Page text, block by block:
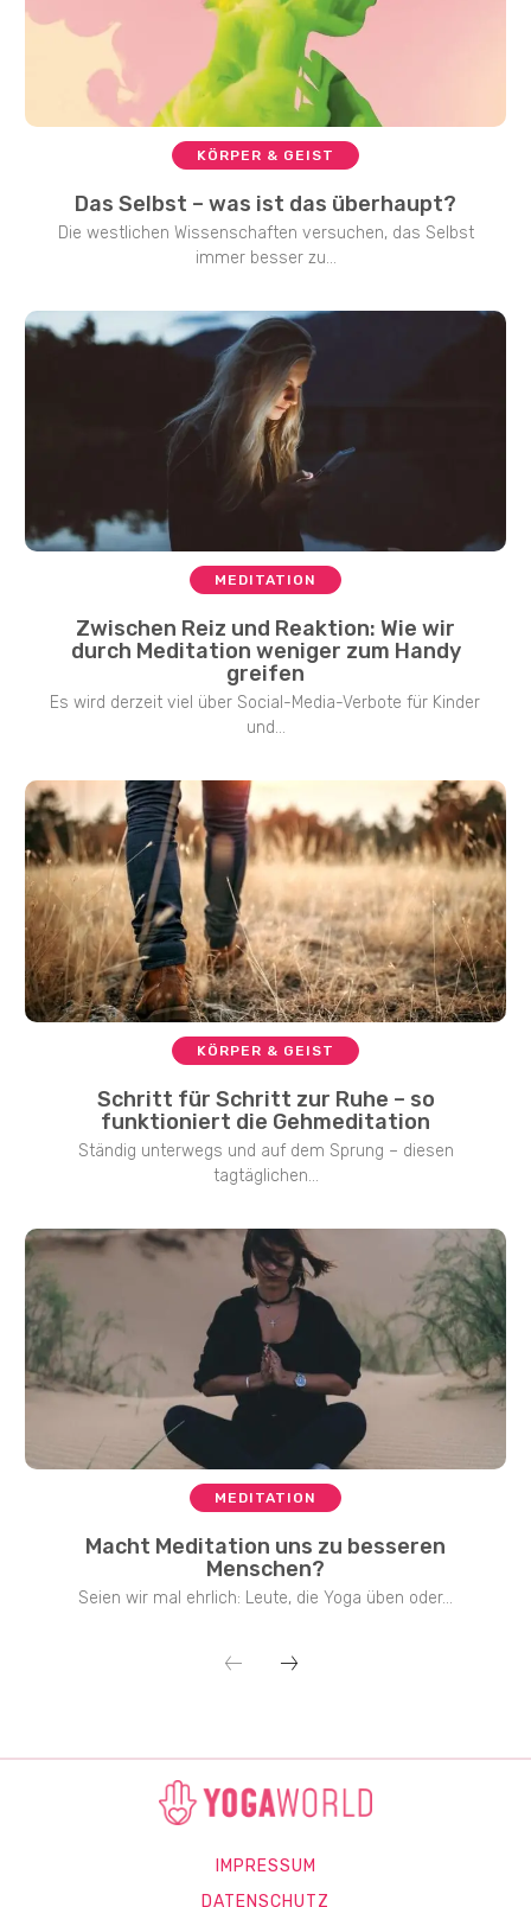
KÖRPER & GEIST
Das Selbst – was ist das überhaupt?
Die westlichen Wissenschaften versuchen, das Selbst
immer besser zu...
MEDITATION
Zwischen Reiz und Reaktion: Wie wir
durch Meditation weniger zum Handy
greifen
Es wird derzeit viel über Social-Media-Verbote für Kinder
und...
KÖRPER & GEIST
Schritt für Schritt zur Ruhe – so
funktioniert die Gehmeditation
Ständig unterwegs und auf dem Sprung – diesen
tagtäglichen...
MEDITATION
Macht Meditation uns zu besseren
Menschen?
Seien wir mal ehrlich: Leute, die Yoga üben oder...
IMPRESSUM
DATENSCHUTZ